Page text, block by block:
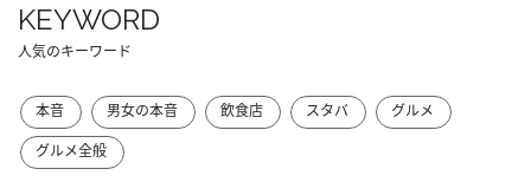
KEYWORD
人気のキーワード
本音 男女の本音 飲食店 スタバ
グルメ
グルメ全般